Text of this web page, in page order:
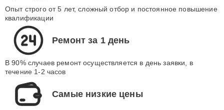
Опыт строго от 5 лет, сложный отбор и постоянное повышение
квалификации
Ремонт за 1 день
В 90% случаев ремонт осуществляется в день заявки, в
течение 1-2 часов
Самые низкие цены